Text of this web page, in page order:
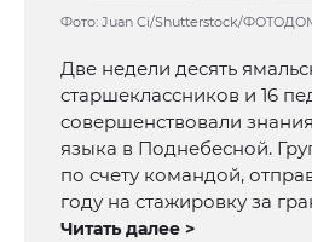
Фото: Juan Ci/Shutterstock/
Две недели десять
старшеклассников и 16
совершенствовали
языка в Поднебесной.
по счету командой,
году на стажировку за
Читать далее >